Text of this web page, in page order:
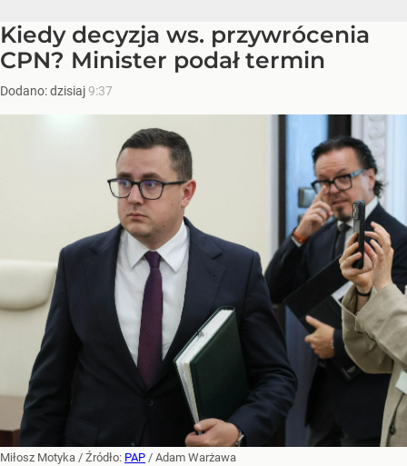
Kiedy decyzja ws. przywrócenia
CPN? Minister podał termin
Dodano:dzisiaj9:37
Miłosz Motyka / Źródło: PAP / Adam Warżawa